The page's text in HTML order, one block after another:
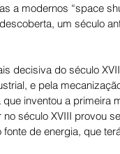
a modernos “space
um século
decisiva do século
e pela
inventou a primeira
século XVIII provou
de energia, que